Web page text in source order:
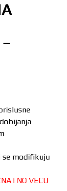
–
se modifikuju
VECU